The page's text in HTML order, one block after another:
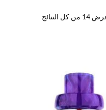
⁦14⁩ من كل النتائج